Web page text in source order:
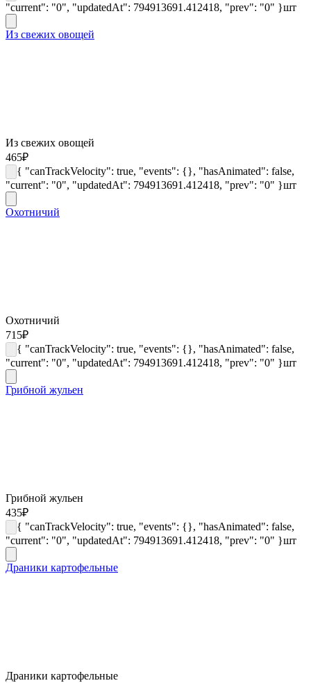
"current": "0", "updatedAt": 794913691.412418, "prev": "0" }шт
Из свежих овощей
Из свежих овощей
465₽
{ "canTrackVelocity": true, "events": {}, "hasAnimated": false,
"current": "0", "updatedAt": 794913691.412418, "prev": "0" }шт
Охотничий
Охотничий
715₽
{ "canTrackVelocity": true, "events": {}, "hasAnimated": false,
"current": "0", "updatedAt": 794913691.412418, "prev": "0" }шт
Грибной жульен
Грибной жульен
435₽
{ "canTrackVelocity": true, "events": {}, "hasAnimated": false,
"current": "0", "updatedAt": 794913691.412418, "prev": "0" }шт
Драники картофельные
Драники картофельные